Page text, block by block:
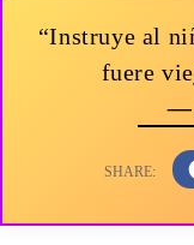
“Instruye al
fuere
—